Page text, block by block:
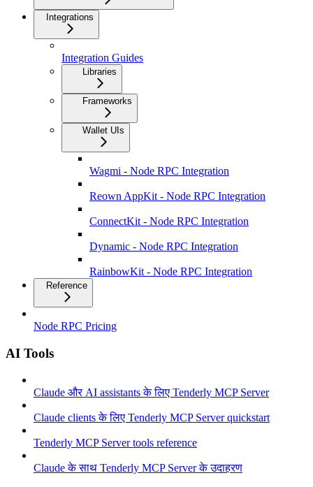
Integrations
Integration Guides
Libraries
Frameworks
Wallet UIs
Wagmi - Node RPC Integration
Reown AppKit - Node RPC Integration
ConnectKit - Node RPC Integration
Dynamic - Node RPC Integration
RainbowKit - Node RPC Integration
Reference
Node RPC Pricing
AI Tools
Claude और AI assistants के लिए Tenderly MCP Server
Claude clients के लिए Tenderly MCP Server quickstart
Tenderly MCP Server tools reference
Claude के साथ Tenderly MCP Server के उदाहरण